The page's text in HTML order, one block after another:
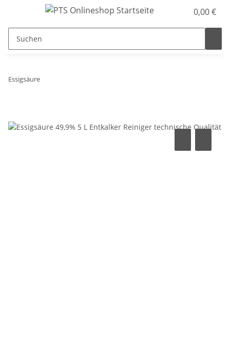
0,00 €
Essigsäure